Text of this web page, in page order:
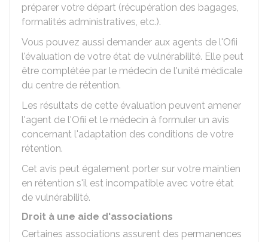
préparer votre départ (récupération des bagages,
formalités administratives, etc.).
Vous pouvez aussi demander aux agents de l'Ofii
l'évaluation de votre état de vulnérabilité. Elle peut
être complétée par le médecin de l'unité médicale
du centre de rétention.
Les résultats de cette évaluation peuvent amener
l'agent de l'Ofii et le médecin à formuler un avis
concernant l'adaptation des conditions de votre
rétention.
Cet avis peut également porter sur votre maintien
en rétention s'il est incompatible avec votre état
de vulnérabilité.
Droit à une aide d'associations
Certaines associations assurent des permanences